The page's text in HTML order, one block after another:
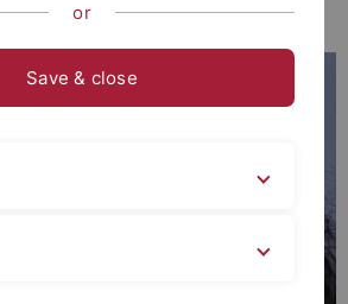
or
Save & close